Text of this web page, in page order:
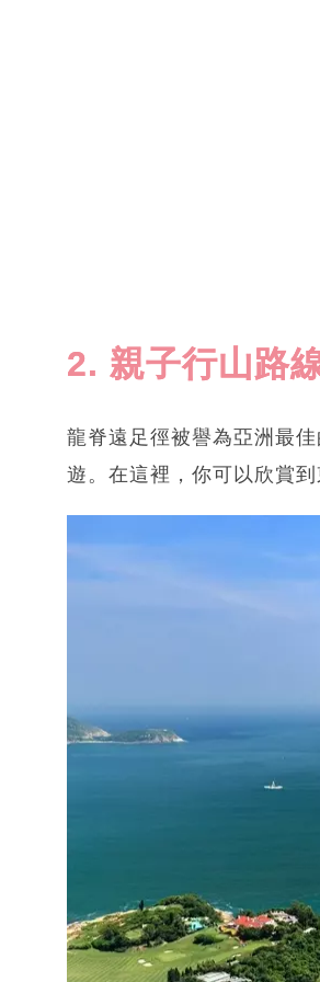
2. 親子行山路
龍脊遠足徑被譽為亞洲最
遊。在這裡，你可以欣賞